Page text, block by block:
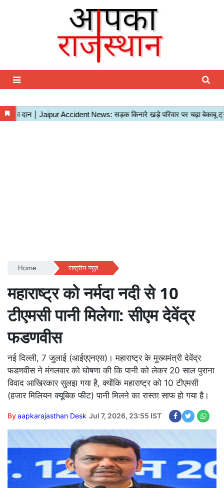
Home राष्ट्रीय न्यूज़
महाराष्ट्र को नर्मदा नदी से 10
टीएमसी पानी मिलेगा: सीएम देवेंद्र
फडणवीस
नई दिल्ली, 7 जुलाई (आईएएनएस)। महाराष्ट्र के मुख्यमंत्री देवेंद्र
फडणवीस ने मंगलवार को घोषणा की कि पानी को लेकर 20 साल पुराना
विवाद आखिरकार सुलझ गया है, क्योंकि महाराष्ट्र को 10 टीएमसी
(हजार मिलियन क्यूबिक फीट) पानी मिलने का रास्ता साफ हो गया है।
Byaapkarajasthan Desk Jul 7, 2026, 23:55 IST